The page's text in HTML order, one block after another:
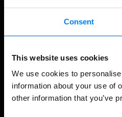
Consent
This website uses cookies
We use cookies to
information about your use of
other information that you’ve
©NEWS ABOUT GLOBAL E-